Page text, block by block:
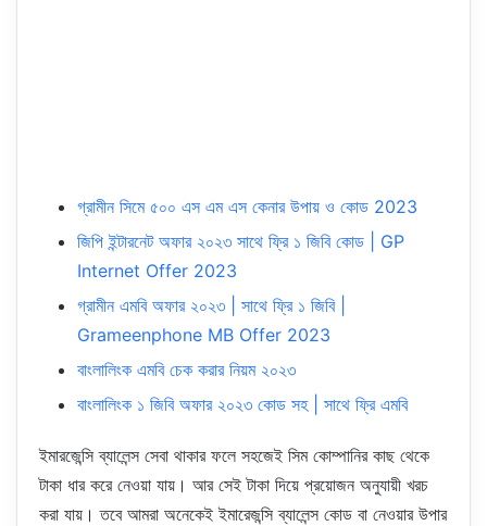
গ্রামীন সিমে ৫০০ এস এম এস কেনার উপায় ও কোড 2023
জিপি ইন্টারনেট অফার ২০২৩ সাথে ফ্রি ১ জিবি কোড | GP
Internet Offer 2023
গ্রামীন এমবি অফার ২০২৩ | সাথে ফ্রি ১ জিবি |
Grameenphone MB Offer 2023
বাংলালিংক এমবি চেক করার নিয়ম ২০২৩
বাংলালিংক ১ জিবি অফার ২০২৩ কোড সহ | সাথে ফ্রি এমবি
ইমারজেন্সি ব্যালেন্স সেবা থাকার ফলে সহজেই সিম কোম্পানির কাছ থেকে
টাকা ধার করে নেওয়া যায়। আর সেই টাকা দিয়ে প্রয়োজন অনুযায়ী খরচ
করা যায়। তবে আমরা অনেকেই ইমারেজন্সি ব্যালেন্স কোড বা নেওয়ার উপার